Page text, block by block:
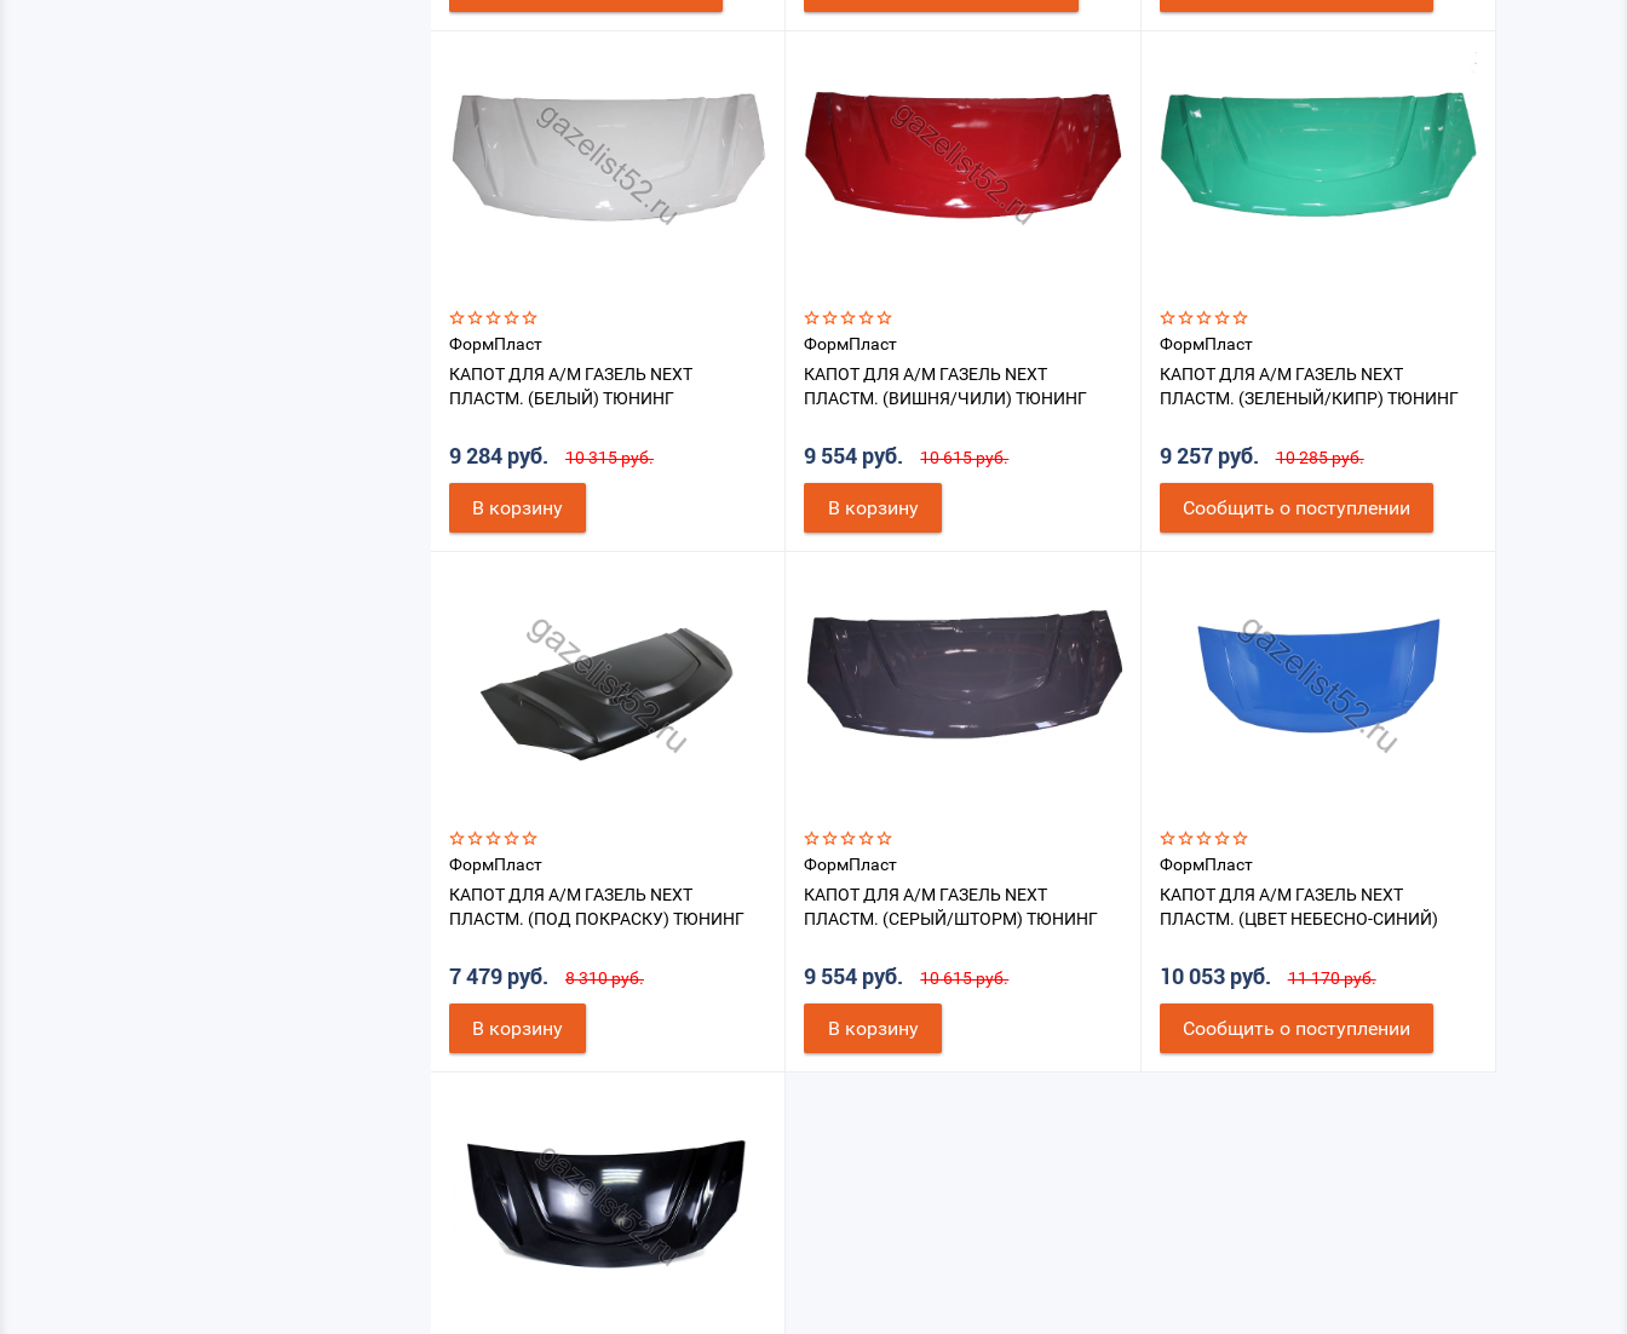
ФормПласт
КАПОТ ДЛЯ А/М ГАЗЕЛЬ NEXT
ПЛАСТМ. (БЕЛЫЙ) ТЮНИНГ
9 284 руб. 10 315 руб.
В корзину
ФормПласт
КАПОТ ДЛЯ А/М ГАЗЕЛЬ NEXT
ПЛАСТМ. (ВИШНЯ/ЧИЛИ) ТЮНИНГ
9 554 руб. 10 615 руб.
В корзину
ФормПласт
КАПОТ ДЛЯ А/М ГАЗЕЛЬ NEXT
ПЛАСТМ. (ЗЕЛЕНЫЙ/КИПР) ТЮНИНГ
9 257 руб. 10 285 руб.
Cообщить о поступлении
ФормПласт
КАПОТ ДЛЯ А/М ГАЗЕЛЬ NEXT
ПЛАСТМ. (ПОД ПОКРАСКУ) ТЮНИНГ
7 479 руб. 8 310 руб.
В корзину
ФормПласт
КАПОТ ДЛЯ А/М ГАЗЕЛЬ NEXT
ПЛАСТМ. (СЕРЫЙ/ШТОРМ) ТЮНИНГ
9 554 руб. 10 615 руб.
В корзину
ФормПласт
КАПОТ ДЛЯ А/М ГАЗЕЛЬ NEXT
ПЛАСТМ. (ЦВЕТ НЕБЕСНО-СИНИЙ)
10 053 руб. 11 170 руб.
Cообщить о поступлении